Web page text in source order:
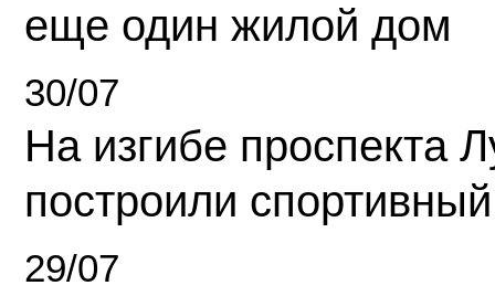
еще один жилой дом
30/07
На изгибе проспекта
построили
29/07